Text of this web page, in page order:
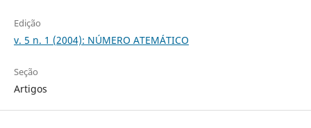
Edição
v. 5 n. 1 (2004): NÚMERO ATEMÁTICO
Seção
Artigos